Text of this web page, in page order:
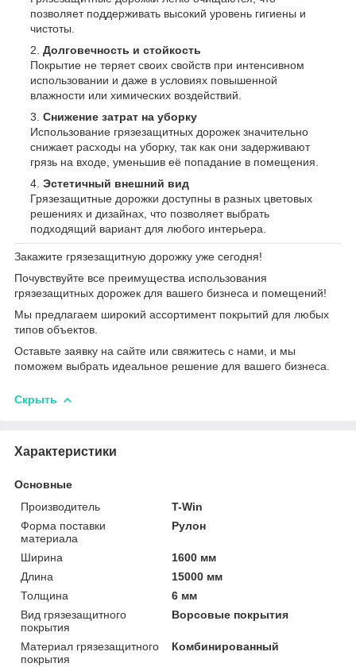
позволяет поддерживать высокий уровень гигиены и
чистоты.
Долговечность и стойкость
Покрытие не теряет своих свойств при интенсивном
использовании и даже в условиях повышенной
влажности или химических воздействий.
Снижение затрат на уборку
Использование грязезащитных дорожек значительно
снижает расходы на уборку, так как они задерживают
грязь на входе, уменьшив её попадание в помещения.
Эстетичный внешний вид
Грязезащитные дорожки доступны в разных цветовых
решениях и дизайнах, что позволяет выбрать
подходящий вариант для любого интерьера.
Закажите грязезащитную дорожку уже сегодня!
Почувствуйте все преимущества использования
грязезащитных дорожек для вашего бизнеса и помещений!
Мы предлагаем широкий ассортимент покрытий для любых
типов объектов.
Оставьте заявку на сайте или свяжитесь с нами, и мы
поможем выбрать идеальное решение для вашего бизнеса.
Скрыть
Характеристики
Основные
Производитель
T-Win
Форма поставки
материала
Рулон
Ширина
1600 мм
Длина
15000 мм
Толщина
6 мм
Вид грязезащитного
покрытия
Ворсовые покрытия
Материал грязезащитного
покрытия
Комбинированный